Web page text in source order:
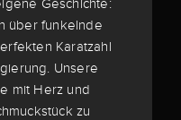
Geschichte:
über funkelnde
Karatzahl
Unsere
mit Herz und
zu